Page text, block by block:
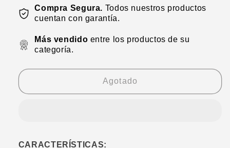
faja
de
compresión
faja
de
compresión
Compra Segura. Todos nuestros productos
cuentan con garantía.
Más vendido entre los productos de su
categoría.
Agotado
CARACTERÍSTICAS: